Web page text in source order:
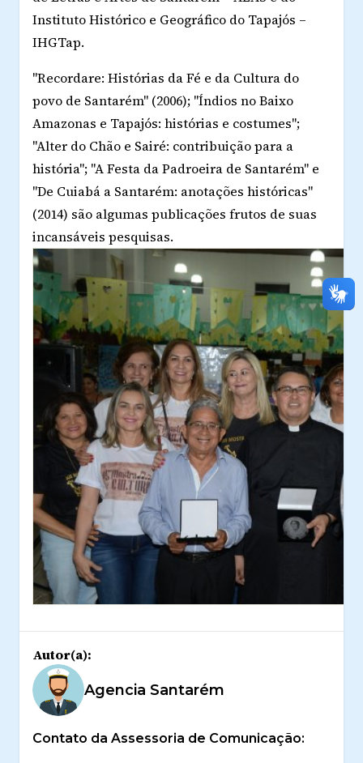
Instituto Histórico e Geográfico do Tapajós –
IHGTap.
"Recordare: Histórias da Fé e da Cultura do
povo de Santarém" (2006); "Índios no Baixo
Amazonas e Tapajós: histórias e costumes";
"Alter do Chão e Sairé: contribuição para a
história"; "A Festa da Padroeira de Santarém" e
"De Cuiabá a Santarém: anotações históricas"
(2014) são algumas publicações frutos de suas
incansáveis pesquisas.
Autor(a):
Agencia Santarém
Contato da Assessoria de Comunicação: